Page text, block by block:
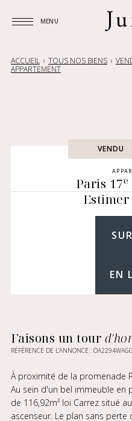
MENU
ACCUEIL TOUS NOS BIENS
APPARTEMENT
VENDU
Paris 17e
EN
Faisons un tour
RÉFÉRENCE DE L’ANNONCE :
À proximité de la promenade
Au sein d'un bel immeuble en
de 116,92m² loi Carrez situé
ascenseur. Le plan sans